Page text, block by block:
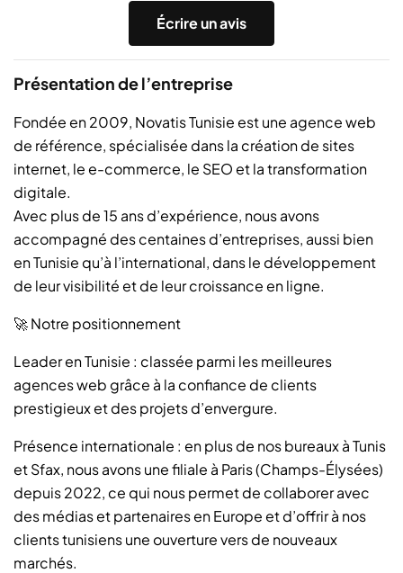
Écrire un avis
Présentation de l’entreprise
Fondée en 2009, Novatis Tunisie est une agence web
de référence, spécialisée dans la création de sites
internet, le e-commerce, le SEO et la transformation
digitale.
Avec plus de 15 ans d’expérience, nous avons
accompagné des centaines d’entreprises, aussi bien
en Tunisie qu’à l’international, dans le développement
de leur visibilité et de leur croissance en ligne.
🚀 Notre positionnement
Leader en Tunisie : classée parmi les meilleures
agences web grâce à la confiance de clients
prestigieux et des projets d’envergure.
Présence internationale : en plus de nos bureaux à Tunis
et Sfax, nous avons une filiale à Paris (Champs-Élysées)
depuis 2022, ce qui nous permet de collaborer avec
des médias et partenaires en Europe et d’offrir à nos
clients tunisiens une ouverture vers de nouveaux
marchés.